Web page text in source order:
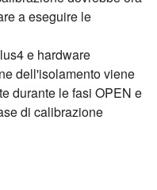
a eseguire le
e hardware
dell'isolamento viene
durante le fasi OPEN e
di calibrazione